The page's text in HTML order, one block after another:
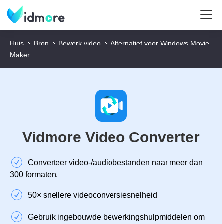
Huis Bron Bewerk video
Alternatief voor Windows Movie
Maker
Vidmore Video Converter
Converteer video-/audiobestanden naar meer dan
300 formaten.
50× snellere videoconversiesnelheid
Gebruik ingebouwde bewerkingshulpmiddelen om